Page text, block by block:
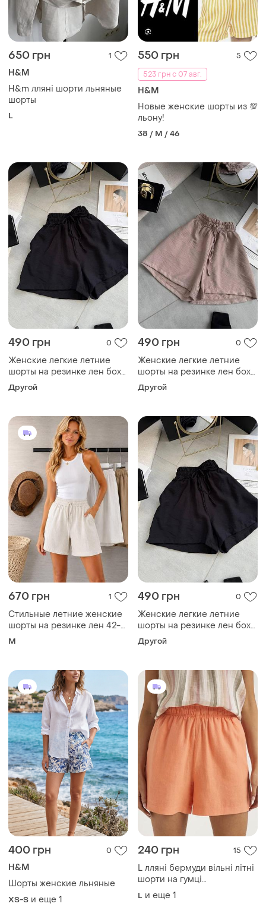
650 грн 1
H&M
H&m лляні шорти льняные
шорты
L
550 грн
5
523 грн с 07 авг.
H&M
Новые женские шорты из 💯
льону!
38 / M / 46
490 грн 0
Женские легкие летние
шорты на резинке лен бохо
черный, 48/52
Другой
490 грн 0
Женские легкие летние
шорты на резинке лен бохо
мокко, 48/52
Другой
670 грн 1
Стильные летние женские
шорты на резинке лен 42-
46,48-52,54-58
M
490 грн 0
Женские легкие летние
шорты на резинке лен бохо
черный, 42/46
Другой
400 грн 0
H&M
Шорты женские льняные
XS-S и еще 1
240 грн 15
L лляні бермуди вільні літні
шорти на гумці
помаранчеві високі глибокі
L и еще 1